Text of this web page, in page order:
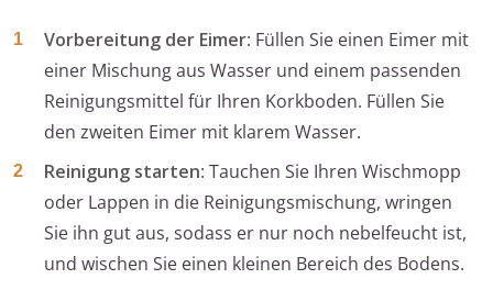
Vorbereitung der Eimer: Füllen Sie einen Eimer mit
einer Mischung aus Wasser und einem passenden
Reinigungsmittel für Ihren Korkboden. Füllen Sie
den zweiten Eimer mit klarem Wasser.
Reinigung starten: Tauchen Sie Ihren Wischmopp
oder Lappen in die Reinigungsmischung, wringen
Sie ihn gut aus, sodass er nur noch nebelfeucht ist,
und wischen Sie einen kleinen Bereich des Bodens.